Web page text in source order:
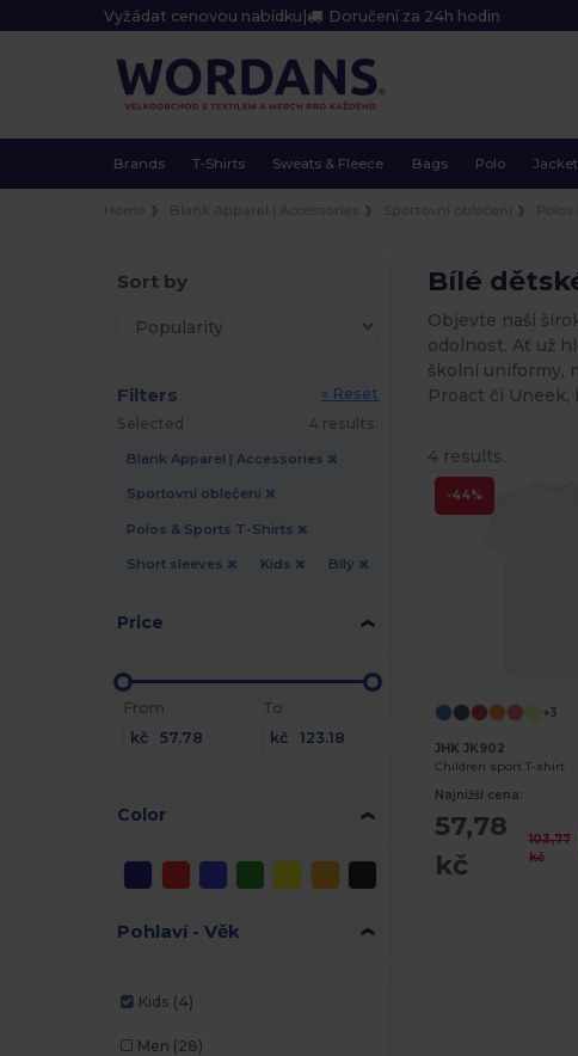
Vyžádat cenovou nabídku | Doručení za 24h hodin
Brands T-Shirts Sweats & Fleece Bags Polo
Sort by
Filters
« Reset
Selected
4 results.
Blank Apparel | Accessories
Sportovní oblečení
Polos & Sports T-Shirts
Short sleeves Kids Bílý
Price
From
kč
To
kč
Color
Pohlaví - Věk
Kids (4)
Men (28)
Bílé
Objevte naši
odolnost. Ať už
školní uniformy,
Proact či
4 results.
-44%
+3
JHK JK902
Children sport T-shirt
Najnižší cena:
57,78
kč
103,77
kč